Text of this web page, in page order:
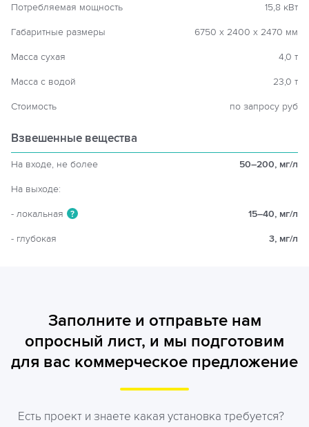
Потребляемая мощность 15,8 кВт
Габаритные размеры 6750 х 2400 х 2470 мм
Масса сухая 4,0 т
Масса с водой 23,0 т
Стоимость по запросу руб
Взвешенные вещества
На входе, не более 50–200, мг/л
На выходе:
- локальная ? 15–40, мг/л
- глубокая 3, мг/л
Заполните и отправьте нам
опросный лист, и мы подготовим
для вас коммерческое предложение
Есть проект и знаете какая установка требуется?